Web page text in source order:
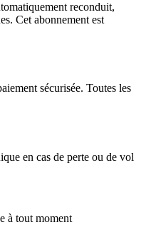
reconduit,
Cet abonnement est
sécurisée. Toutes les
en cas de perte ou de vol
à tout moment